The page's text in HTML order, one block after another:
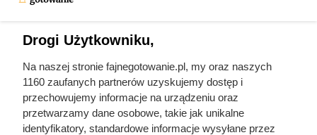
Często zadawane pytania
Drogi Użytkowniku,
Na naszej stronie fajnegotowanie.pl, my oraz naszych
1160 zaufanych partnerów uzyskujemy dostęp i
przechowujemy informacje na urządzeniu oraz
przetwarzamy dane osobowe, takie jak unikalne
identyfikatory, standardowe informacje wysyłane przez